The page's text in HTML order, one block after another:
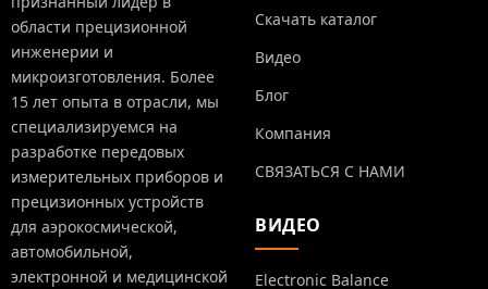
области прецизионной
инженерии и
микроизготовления. Более
15 лет опыта в отрасли, мы
специализируемся на
разработке передовых
измерительных приборов и
прецизионных устройств
для аэрокосмической,
автомобильной,
электронной и медицинской
Скачать каталог
Видео
Блог
Компания
СВЯЗАТЬСЯ С НАМИ
ВИДЕО
Electronic Balance